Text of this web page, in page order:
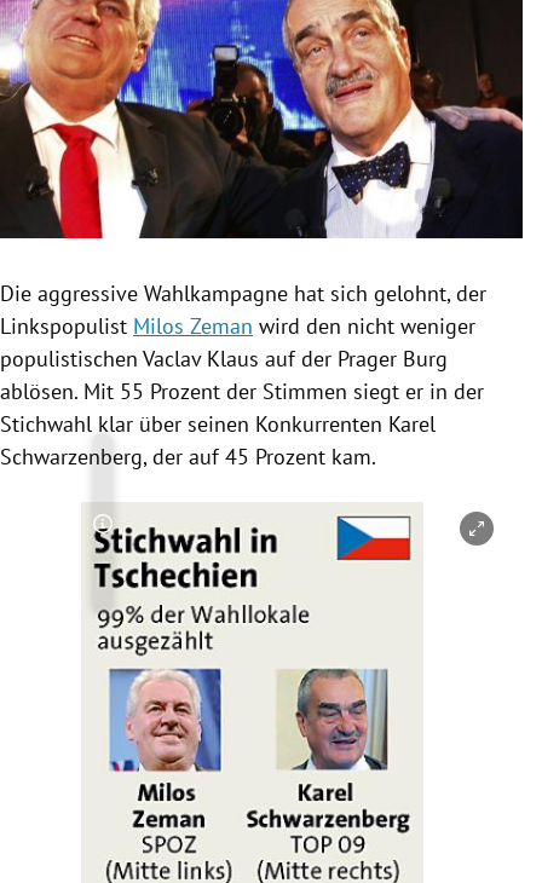
Untermenü
Untermenü
Untermenü
Untermenü
Untermenü
Die aggressive Wahlkampagne hat sich gelohnt, der
Linkspopulist Milos Zeman wird den nicht weniger
populistischen Vaclav Klaus auf der Prager Burg
ablösen. Mit 55 Prozent der Stimmen siegt er in der
Stichwahl klar über seinen Konkurrenten Karel
Schwarzenberg, der auf 45 Prozent kam.
Copyright-Hinweis öffnen/schließen